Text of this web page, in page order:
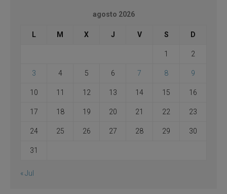
agosto 2026
L M X J V S D
1 2
3 4 5 6 7 8 9
10 11 12 13 14 15 16
17 18 19 20 21 22 23
24 25 26 27 28 29 30
31
« Jul